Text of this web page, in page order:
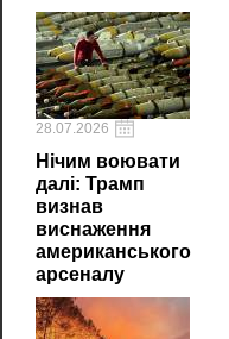
28.07.2026
Нічим воювати
далі: Трамп
визнав
виснаження
американського
арсеналу